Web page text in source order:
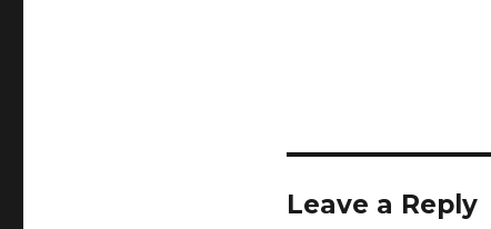
Leave a Reply